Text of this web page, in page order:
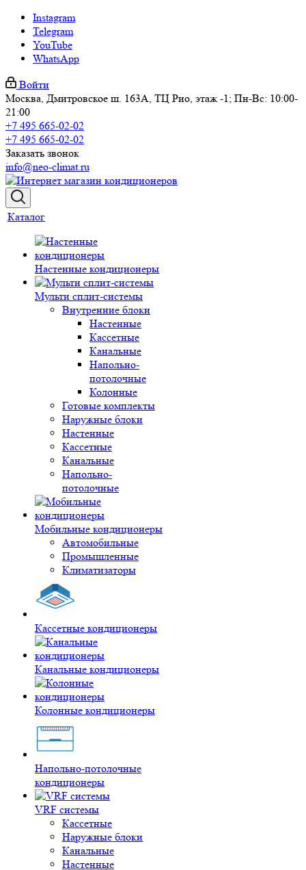
Instagram
Telegram
YouTube
WhatsApp
Войти
Москва, Дмитровское ш. 163А, ТЦ Рио, этаж -1; Пн-Вс: 10:00-
21:00
+7 495 665-02-02
+7 495 665-02-02
Заказать звонок
info@neo-climat.ru
Каталог
Настенные кондиционеры
Мульти сплит-системы
Внутренние блоки
Настенные
Кассетные
Канальные
Напольно-
потолочные
Колонные
Готовые комплекты
Наружные блоки
Настенные
Кассетные
Канальные
Напольно-
потолочные
Мобильные кондиционеры
Автомобильные
Промышленные
Климатизаторы
Кассетные кондиционеры
Канальные кондиционеры
Колонные кондиционеры
Напольно-потолочные
кондиционеры
VRF системы
Кассетные
Наружные блоки
Канальные
Настенные